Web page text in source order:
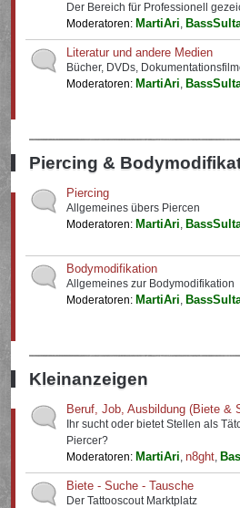
Der Bereich für Professionell
Moderatoren: MartiAri,
Literatur und andere Medien
Bücher, DVDs,
Moderatoren: MartiAri,
Piercing &
Piercing
Allgemeines übers Piercen
Moderatoren: MartiAri,
Bodymodifikation
Allgemeines zur Bodymodifikation
Moderatoren: MartiAri,
Kleinanzeigen
Beruf, Job, Ausbildung (Biete &
Ihr sucht oder bietet Stellen als
Piercer?
Moderatoren: MartiAri,n8ght,
Biete - Suche - Tausche
Der Tattooscout Marktplatz